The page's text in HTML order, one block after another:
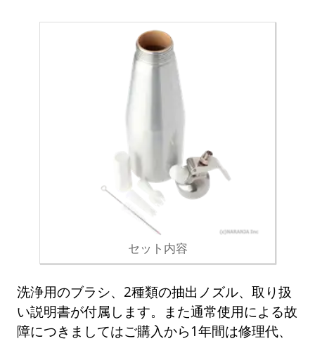
セット内容
洗浄用のブラシ、2種類の抽出ノズル、取り扱
い説明書が付属します。また通常使用による故
障につきましてはご購入から1年間は修理代、